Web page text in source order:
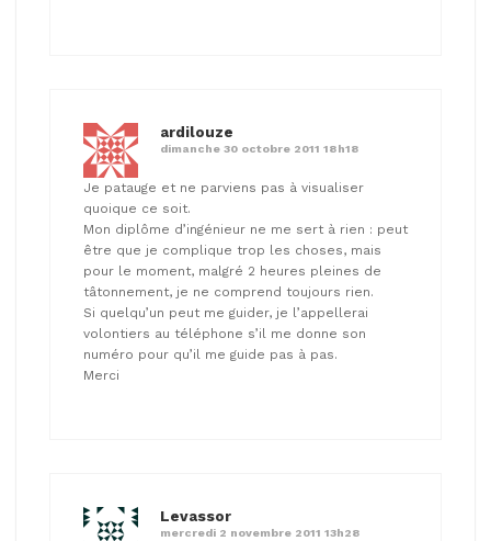
ardilouze
dimanche 30 octobre 2011 18h18
Je patauge et ne parviens pas à visualiser
quoique ce soit.
Mon diplôme d’ingénieur ne me sert à rien : peut
être que je complique trop les choses, mais
pour le moment, malgré 2 heures pleines de
tâtonnement, je ne comprend toujours rien.
Si quelqu’un peut me guider, je l’appellerai
volontiers au téléphone s’il me donne son
numéro pour qu’il me guide pas à pas.
Merci
Levassor
mercredi 2 novembre 2011 13h28